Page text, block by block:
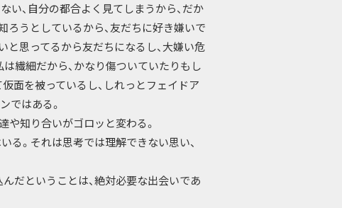
、自分の都合よく見てしまうから、だか
ろうとしているから、友だちに好き嫌いで
と思ってるから友だちになるし、大嫌い危
繊細だから、かなり傷ついていたりもし
面を被っているし、しれっとフェイドア
ではある。
や知り合いがゴロッと変わる。
る。それは思考では理解できない思い、
だということは、絶対必要な出会いであ